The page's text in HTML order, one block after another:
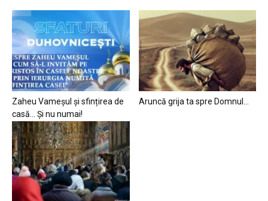
Zaheu Vameșul și sfințirea de
casă… Și nu numai!
Aruncă grija ta spre Domnul…